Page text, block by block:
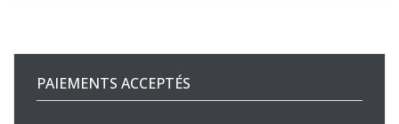
PAIEMENTS ACCEPTÉS